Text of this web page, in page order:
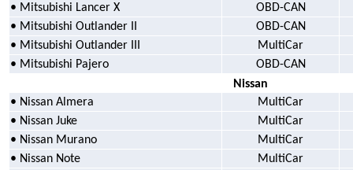
• Mitsubishi Lancer X
OBD-CAN
• Mitsubishi Outlander II
OBD-CAN
• Mitsubishi Outlander III
MultiCar
• Mitsubishi Pajero
OBD-CAN
Nissan
• Nissan Almera
MultiCar
• Nissan Juke
MultiCar
• Nissan Murano
MultiCar
• Nissan Note
MultiCar